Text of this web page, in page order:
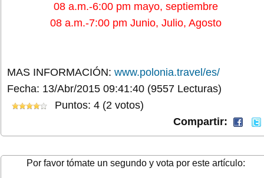
08 a.m.-6:00 pm mayo, septiembre
08 a.m.-7:00 pm Junio, Julio, Agosto
MAS INFORMACIÓN: www.polonia.travel/es/
Fecha: 13/Abr/2015 09:41:40 (9557 Lecturas)
Puntos: 4 (2 votos)
Compartir:
Por favor tómate un segundo y vota por este artículo: